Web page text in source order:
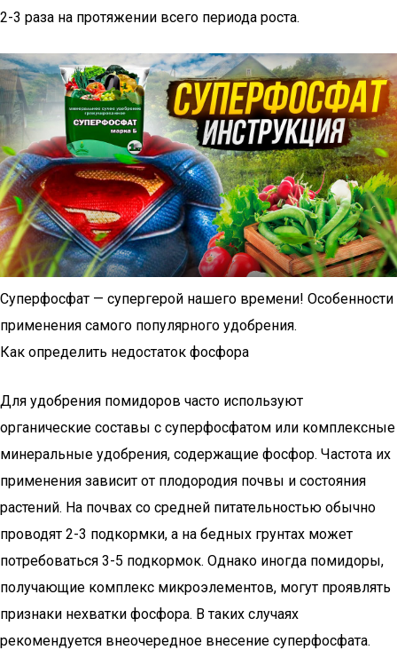
2-3 раза на протяжении всего периода роста.
Суперфосфат — супергерой нашего времени! Особенности
применения самого популярного удобрения.
Как определить недостаток фосфора
Для удобрения помидоров часто используют
органические составы с суперфосфатом или комплексные
минеральные удобрения, содержащие фосфор. Частота их
применения зависит от плодородия почвы и состояния
растений. На почвах со средней питательностью обычно
проводят 2-3 подкормки, а на бедных грунтах может
потребоваться 3-5 подкормок. Однако иногда помидоры,
получающие комплекс микроэлементов, могут проявлять
признаки нехватки фосфора. В таких случаях
рекомендуется внеочередное внесение суперфосфата.